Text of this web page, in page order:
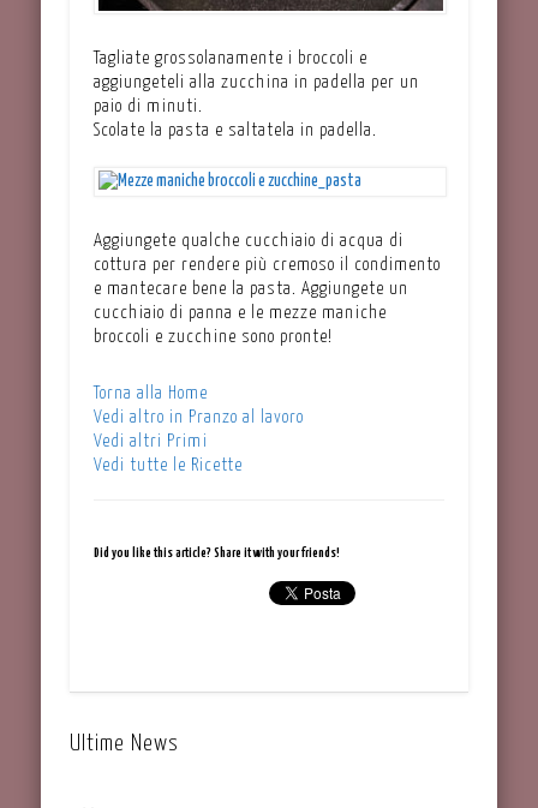
Tagliate grossolanamente i broccoli e
aggiungeteli alla zucchina in padella per un
paio di minuti.
Scolate la pasta e saltatela in padella.
Aggiungete qualche cucchiaio di acqua di
cottura per rendere più cremoso il condimento
e mantecare bene la pasta. Aggiungete un
cucchiaio di panna e le mezze maniche
broccoli e zucchine sono pronte!
Torna alla Home
Vedi altro in Pranzo al lavoro
Vedi altri Primi
Vedi tutte le Ricette
Did you like this article? Share it with your friends!
Ultime News